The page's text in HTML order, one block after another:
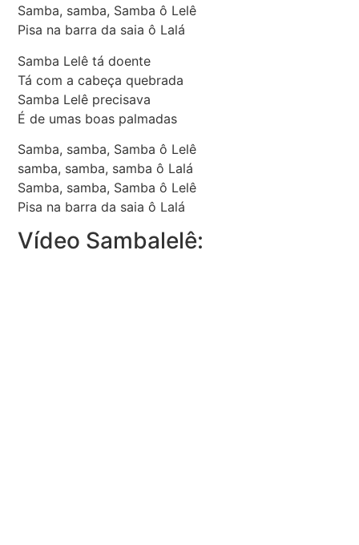
Samba, samba, Samba ô Lelê
Pisa na barra da saia ô Lalá
Samba Lelê tá doente
Tá com a cabeça quebrada
Samba Lelê precisava
É de umas boas palmadas
Samba, samba, Samba ô Lelê
samba, samba, samba ô Lalá
Samba, samba, Samba ô Lelê
Pisa na barra da saia ô Lalá
Vídeo Sambalelê: